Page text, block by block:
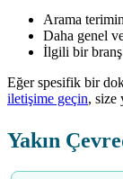
Arama
Daha genel
İlgili bir branş
Eğer spesifik bir
iletişime geçin, size
Yakın